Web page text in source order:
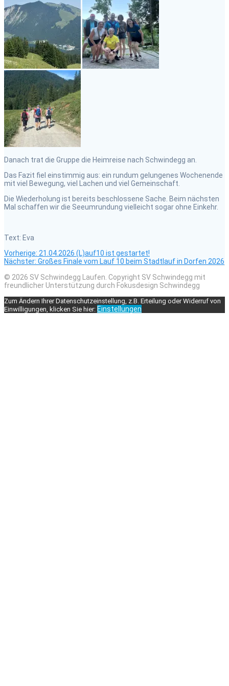
Danach trat die Gruppe die Heimreise nach Schwindegg an.
Das Fazit fiel einstimmig aus: ein rundum gelungenes Wochenende
mit viel Bewegung, viel Lachen und viel Gemeinschaft.
Die Wiederholung ist bereits beschlossene Sache. Beim nächsten
Mal schaffen wir die Seeumrundung vielleicht sogar ohne Einkehr.
Text: Eva
Beitragsnavigation
Vorherige: Vorheriger
Beitrag:
21.04.2026 (L)auf10 ist gestartet!
Nächster: Nächster
Großes Finale vom Lauf 10 beim Stadtlauf in Dorfen 2026
© 2026 SV Schwindegg Laufen. Copyright SV Schwindegg mit
freundlicher Unterstützung durch Fokusdesign Schwindegg
Zum Ändern Ihrer Datenschutzeinstellung, z.B. Erteilung oder Widerruf von
Einwilligungen, klicken Sie hier: Einstellungen